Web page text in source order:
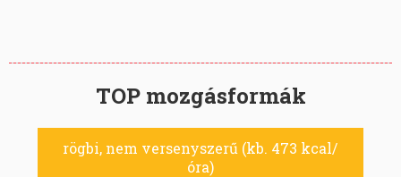
TOP mozgásformák
rögbi, nem versenyszerű (kb. 473 kcal/
óra)